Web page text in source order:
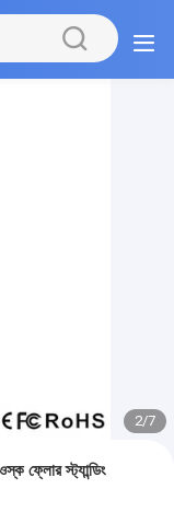
2/7
ফ্লোর স্ট্যান্ডিং